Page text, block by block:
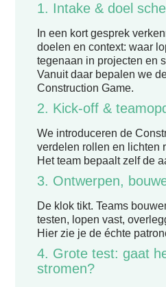
1. Intake & doel
In een kort gesprek
doelen en context: waar
tegenaan in projecten en
Vanuit daar bepalen we
Construction Game.
2. Kick-off &
We introduceren de
verdelen rollen en lichten
Het team bepaalt zelf de
3. Ontwerpen,
De klok tikt. Teams
testen, lopen vast,
Hier zie je de échte
4. Grote test: gaat
stromen?